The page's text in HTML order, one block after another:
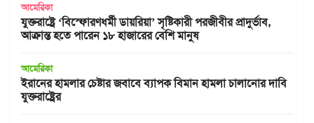
আমেরিকা
যুক্তরাষ্ট্রে ‘বিস্ফোরণধর্মী ডায়রিয়া’ সৃষ্টিকারী পরজীবীর প্রাদুর্ভাব,
আক্রান্ত হতে পারেন ১৮ হাজারের বেশি মানুষ
আমেরিকা
ইরানের হামলার চেষ্টার জবাবে ব্যাপক বিমান হামলা চালানোর দাবি
যুক্তরাষ্ট্রের